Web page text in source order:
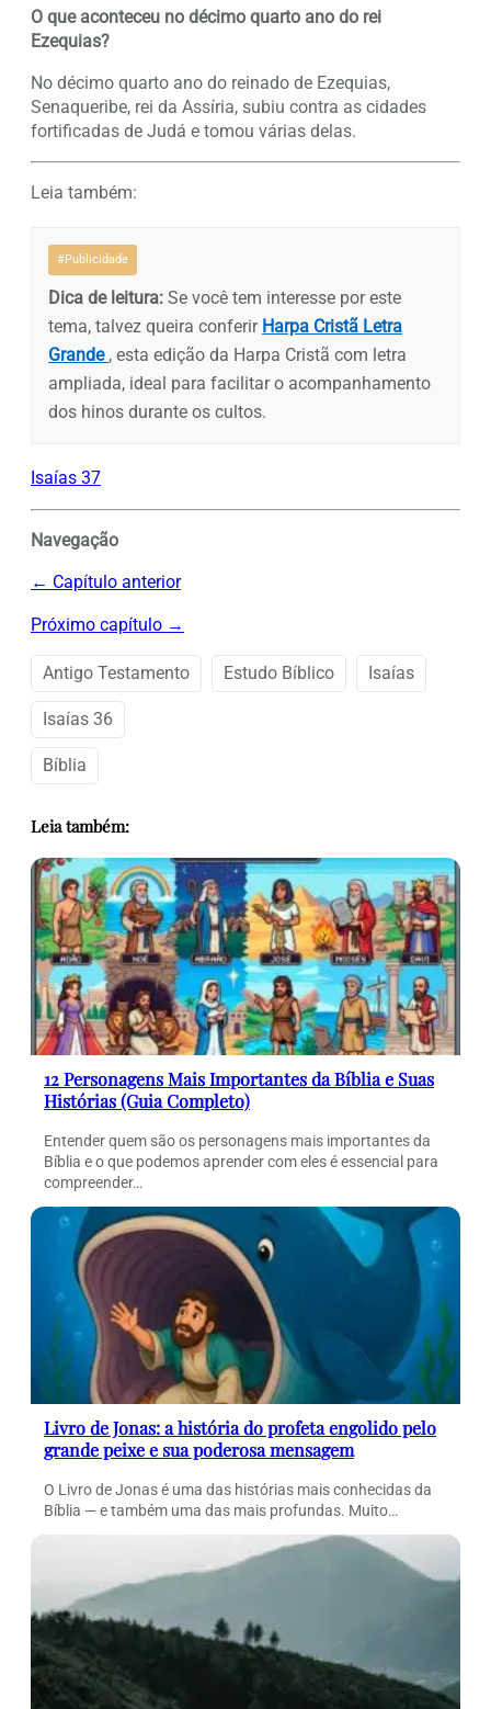
O que aconteceu no décimo quarto ano do rei
Ezequias?
No décimo quarto ano do reinado de Ezequias,
Senaqueribe, rei da Assíria, subiu contra as cidades
fortificadas de Judá e tomou várias delas.
Leia também:
#Publicidade
Dica de leitura: Se você tem interesse por este
tema, talvez queira conferir Harpa Cristã Letra
Grande , esta edição da Harpa Cristã com letra
ampliada, ideal para facilitar o acompanhamento
dos hinos durante os cultos.
Isaías 37
Navegação
← Capítulo anterior
Próximo capítulo →
Antigo Testamento Estudo Bíblico Isaías
Isaías 36
Bíblia
Leia também:
12 Personagens Mais Importantes da Bíblia e Suas
Histórias (Guia Completo)
Entender quem são os personagens mais importantes da
Bíblia e o que podemos aprender com eles é essencial para
compreender…
Livro de Jonas: a história do profeta engolido pelo
grande peixe e sua poderosa mensagem
O Livro de Jonas é uma das histórias mais conhecidas da
Bíblia — e também uma das mais profundas. Muito…